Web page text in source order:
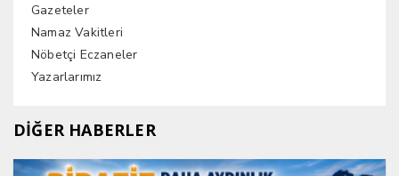
Gazeteler
Namaz Vakitleri
Nöbetçi Eczaneler
Yazarlarımız
DİĞER HABERLER